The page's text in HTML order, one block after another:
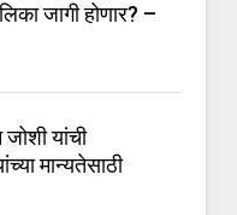
जागी होणार? –
यांची
मान्यतेसाठी